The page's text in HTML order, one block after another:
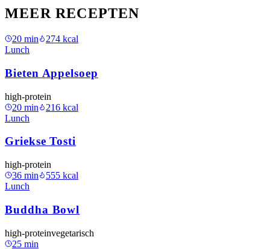
MEER RECEPTEN
20 min 274 kcal
Lunch
Bieten Appelsoep
high-protein
20 min 216 kcal
Lunch
Griekse Tosti
high-protein
36 min 555 kcal
Lunch
Buddha Bowl
high-proteinvegetarisch
25 min